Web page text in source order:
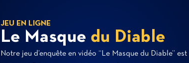
JEU EN LIGNE
Le Masque du Diable
Notre jeu d’enquête en vidéo “Le Masque du Diable” est